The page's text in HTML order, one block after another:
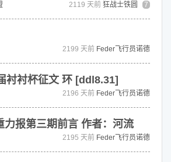
2119 天前 狂战士铁圆 7
2199 天前 Feder飞行员诺德
衬衬杯征文 环 [ddl8.31]
2196 天前 Feder飞行员诺德
力报第三期前言 作者：河流
2195 天前 Feder飞行员诺德